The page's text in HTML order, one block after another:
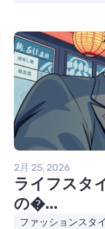
2月 25, 2026
ライフスタ
の�...
ファッションスタ